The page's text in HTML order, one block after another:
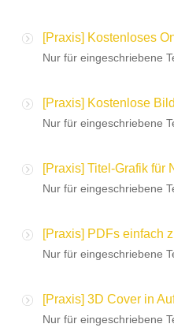
[Praxis] Kostenloses
Nur für eingeschriebene
[Praxis] Kostenlose
Nur für eingeschriebene
[Praxis] Titel-Grafik für
Nur für eingeschriebene
[Praxis] PDFs einfach
Nur für eingeschriebene
[Praxis] 3D Cover in
Nur für eingeschriebene